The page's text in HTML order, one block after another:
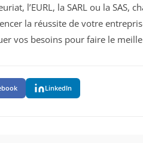
l’EURL, la SARL ou la SAS,
la réussite de votre
vos besoins pour faire le
LinkedIn